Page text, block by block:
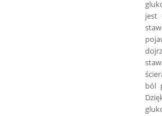
jest
ból